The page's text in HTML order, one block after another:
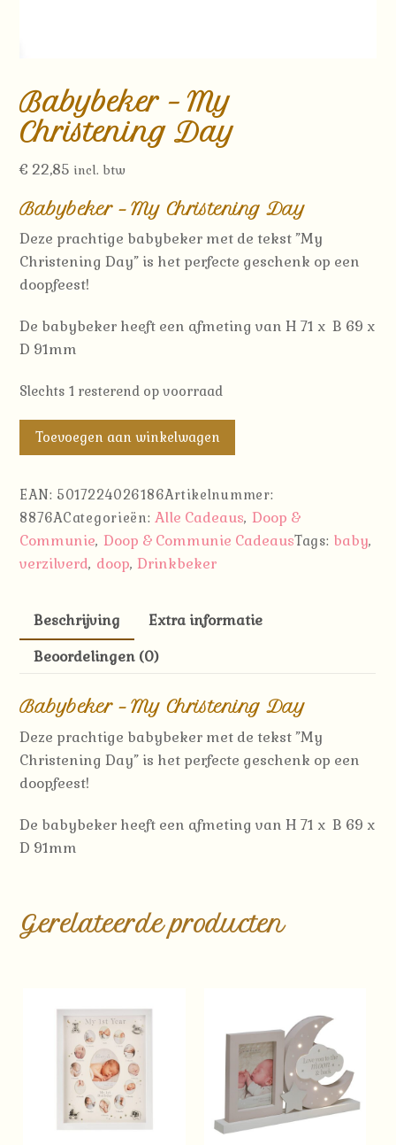
Babybeker – My
Christening Day
€ 22,85 incl. btw
Babybeker – My Christening Day
Deze prachtige babybeker met de tekst ”My
Christening Day” is het perfecte geschenk op een
doopfeest!
De babybeker heeft een afmeting van H 71 x B 69 x
D 91mm
Slechts 1 resterend op voorraad
Babybeker
-
Christening
Day
aantal
Toevoegen aan winkelwagen
EAN: 5017224026186Artikelnummer:
8876ACategorieën:Alle Cadeaus, Doop &
Communie, Doop & Communie CadeausTags: baby,
verzilverd, doop, Drinkbeker
Beschrijving
Extra informatie
Beoordelingen (0)
Babybeker – My Christening Day
Deze prachtige babybeker met de tekst ”My
Christening Day” is het perfecte geschenk op een
doopfeest!
De babybeker heeft een afmeting van H 71 x B 69 x
D 91mm
Gerelateerde producten